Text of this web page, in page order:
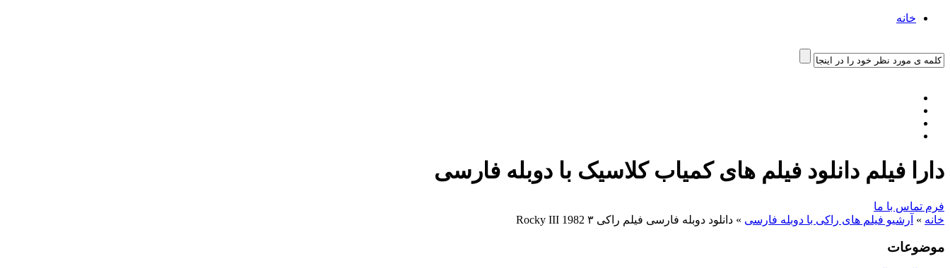
خانه
دارا فیلم دانلود فیلم های کمیاب کلاسیک با دوبله فارسی
فرم تماس با ما
خانه » آرشیو فیلم های راکی با دوبله فارسی » دانلود دوبله فارسی فیلم راکی ۳ Rocky III 1982
موضوعات